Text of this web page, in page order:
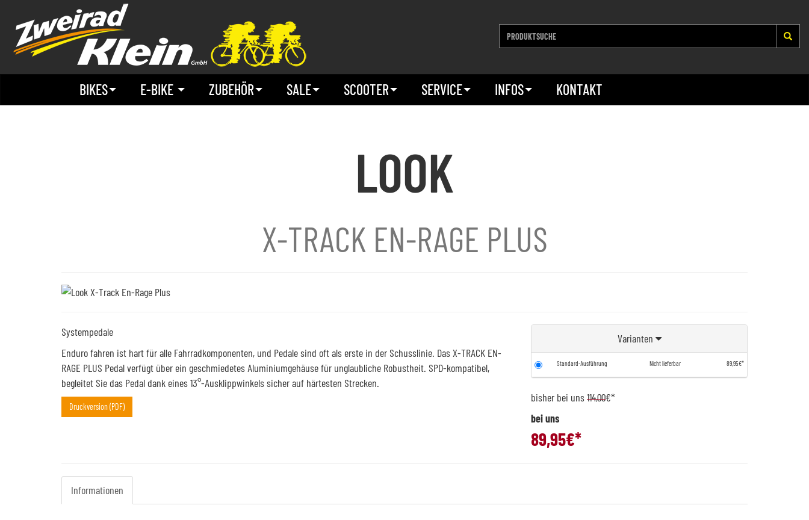
BIKES E-BIKE ZUBEHÖR SALE SCOOTER SERVICE INFOS KONTAKT
LOOK
X-TRACK EN-RAGE PLUS
Systempedale
Enduro fahren ist hart für alle Fahrradkomponenten, und Pedale sind oft als erste in der Schusslinie. Das X-TRACK EN-
RAGE PLUS Pedal verfügt über ein geschmiedetes Aluminiumgehäuse für unglaubliche Robustheit. SPD-kompatibel,
begleitet Sie das Pedal dank eines 13°-Ausklippwinkels sicher auf härtesten Strecken.
Druckversion (PDF)
Varianten
Standard-Ausführung Nicht lieferbar 89,95€*
bisher bei uns114,00€*
bei uns
89,95€*
Informationen